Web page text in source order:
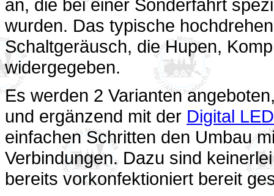
an, die bei einer Sonderfahrt
wurden. Das typische
Schaltgeräusch, die Hupen,
widergegeben.
Es werden 2 Varianten
und ergänzend mit der Digital
einfachen Schritten den Umbau
Verbindungen. Dazu sind
bereits vorkonfektioniert bereit